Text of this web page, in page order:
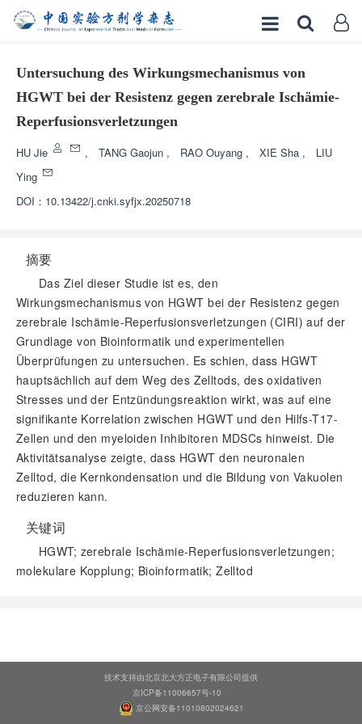
Untersuchung des Wirkungsmechanismus von
HGWT bei der Resistenz gegen zerebrale Ischämie-
Reperfusionsverletzungen
HU Jie , TANG Gaojun , RAO Ouyang , XIE Sha ,
LIU
Ying
DOI： 10.13422/j.cnki.syfjx.20250718
摘要
Das Ziel dieser Studie ist es, den
Wirkungsmechanismus von HGWT bei der Resistenz gegen
zerebrale Ischämie-Reperfusionsverletzungen (CIRI) auf der
Grundlage von Bioinformatik und experimentellen
Überprüfungen zu untersuchen. Es schien, dass HGWT
hauptsächlich auf dem Weg des Zelltods, des oxidativen
Stresses und der Entzündungsreaktion wirkt, was auf eine
signifikante Korrelation zwischen HGWT und den Hilfs-T17-
Zellen und den myeloiden Inhibitoren MDSCs hinweist. Die
Aktivitätsanalyse zeigte, dass HGWT den neuronalen
Zelltod, die Kernkondensation und die Bildung von Vakuolen
reduzieren kann.
关键词
HGWT; zerebrale Ischämie-Reperfusionsverletzungen;
molekulare Kopplung; Bioinformatik; Zelltod
技术支持由北京北大方正电子有限公司提供
京ICP备11006657号-10
京公网安备11010802024621